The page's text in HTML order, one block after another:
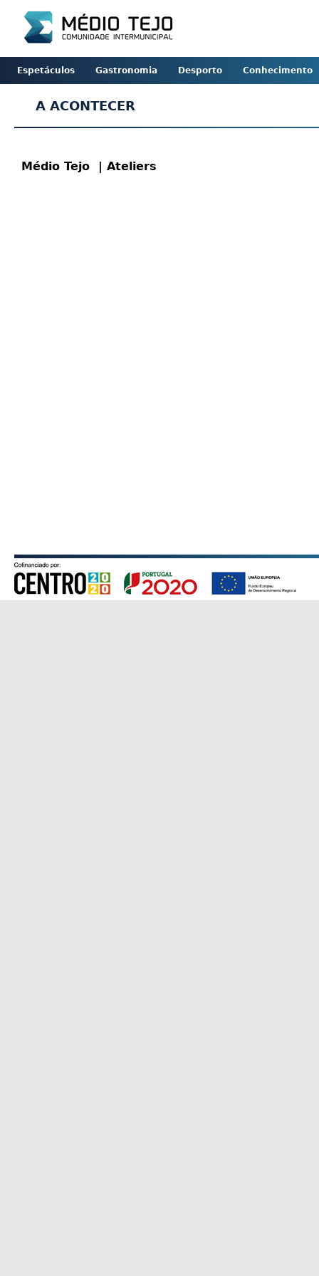
Espetáculos Gastronomia Desporto Conhecimento
A ACONTECER
Médio Tejo | Ateliers